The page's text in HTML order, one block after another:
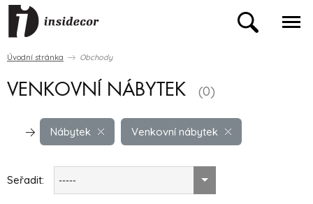
Úvodní stránka Obchody
VENKOVNÍ NÁBYTEK (0)
Nábytek Venkovní nábytek
Seřadit: -----